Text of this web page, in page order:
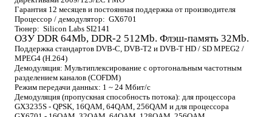
Гарантия 12 месяцев и постоянная поддержка от производителя
Процессор / демодулятор: GX6701
Тюнер: Silicon Labs SI2141
ОЗУ DDR 64Mb, DDR-2 512Mb. Флэш-память 32Mb.
Поддержка стандартов DVB-C, DVB-T2 и DVB-T HD / SD MPEG2 /
MPEG4 (H.264)
Демодуляция: Мультиплексирование с ортогональным частотным
разделением каналов (COFDM)
Режим передачи данных: 1 ~ 24 Мбит/с
Демодуляция (пропускная способность потока): для процессора
GX3235S - QPSK, 16QAM, 64QAM, 256QAM и для процессора